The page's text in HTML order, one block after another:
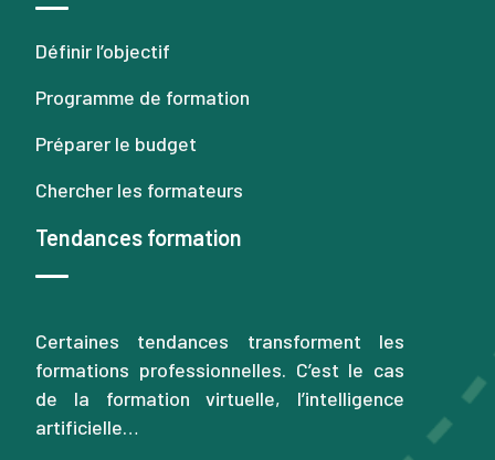
Définir l’objectif
Programme de formation
Préparer le budget
Chercher les formateurs
Tendances formation
Certaines tendances transforment les
formations professionnelles. C’est le cas
de la formation virtuelle, l’intelligence
artificielle…